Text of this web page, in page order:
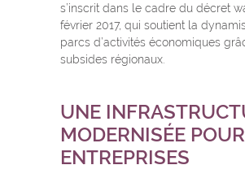
s’inscrit dans le cadre du décret
février 2017, qui soutient la
parcs d’activités économiques
subsides régionaux.
UNE
MODERNISÉE
ENTREPRISES